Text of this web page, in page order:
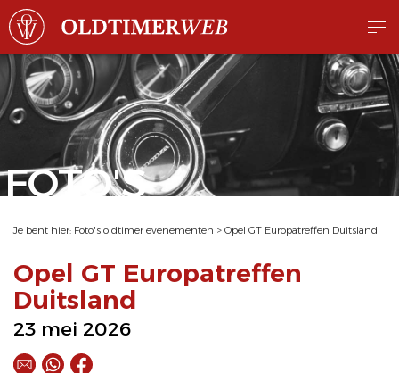
FOTO'S
Je bent hier: Foto's oldtimer evenementen > Opel GT Europatreffen Duitsland
Opel GT Europatreffen
Duitsland
23 mei 2026